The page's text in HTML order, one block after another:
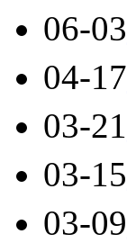
06-03
04-17
03-21
03-15
03-09